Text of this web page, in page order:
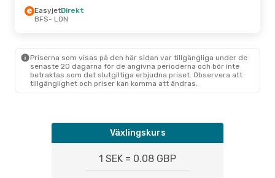
EasyjetDirekt
BFS- LON
Priserna som visas på den här sidan var tillgängliga under de
senaste 20 dagarna för de angivna perioderna och bör inte
betraktas som det slutgiltiga erbjudna priset. Observera att
tillgänglighet och priser kan komma att ändras.
Växlingskurs
1 SEK = 0.08 GBP